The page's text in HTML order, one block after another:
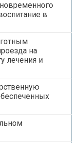
в
на
лечения и